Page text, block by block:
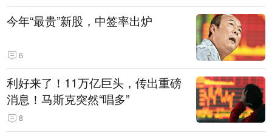
今年“最贵”新股，中签率出炉
6
利好来了！11万亿巨头，传出重磅
消息！马斯克突然“唱多”
8